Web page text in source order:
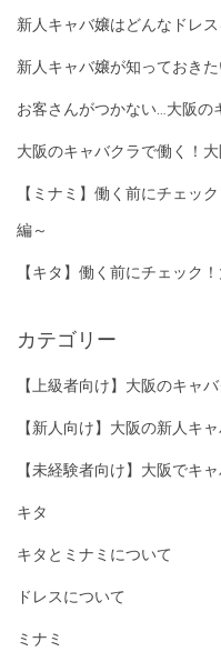
新人キャバ嬢はどんなドレ
新人キャバ嬢が知っておき
お客さんがつかない…大阪
大阪のキャバクラで働く！
【ミナミ】働く前にチェッ
編～
【キタ】働く前にチェック
カテゴリー
【上級者向け】大阪のキャ
【新人向け】大阪の新人キ
【未経験者向け】大阪でキ
キタ
キタとミナミについて
ドレスについて
ミナミ